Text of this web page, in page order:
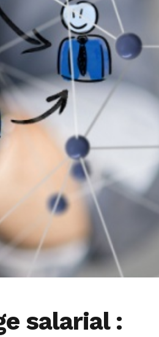
salarial :